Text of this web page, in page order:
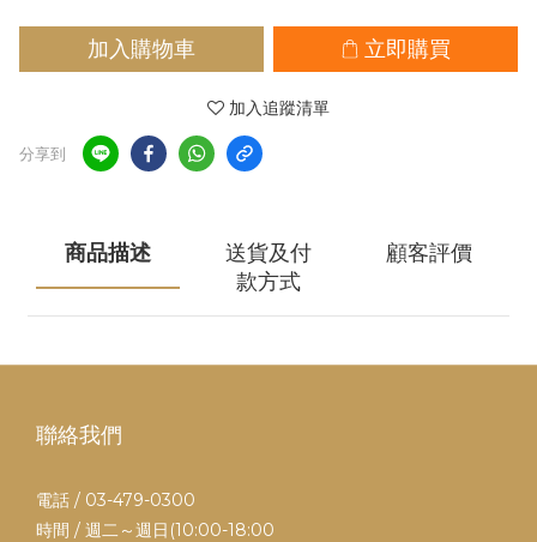
加入購物車 立即購買
加入追蹤清單
分享到
商品描述
送貨及付
款方式
顧客評價
聯絡我們
電話 / 03-479-0300
時間 / 週二～週日(10:00-18:00